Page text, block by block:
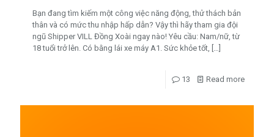
Bạn đang tìm kiếm một công việc năng động, thử thách bản
thân và có mức thu nhập hấp dẫn? Vậy thì hãy tham gia đội
ngũ Shipper VILL Đồng Xoài ngay nào! Yêu cầu: Nam/nữ, từ
18 tuổi trở lên. Có bằng lái xe máy A1. Sức khỏe tốt, […]
13 Read more